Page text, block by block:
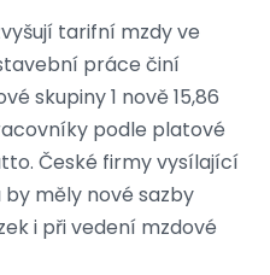
tarifní mzdy ve
práce činí
skupiny 1 nově 15,86
podle platové
České firmy vysílající
měly nové sazby
i při vedení mzdové